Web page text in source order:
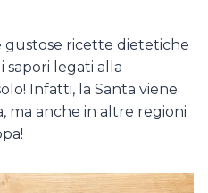
ricette dietetiche
sapori legati alla
Infatti, la Santa viene
ma anche in altre regioni